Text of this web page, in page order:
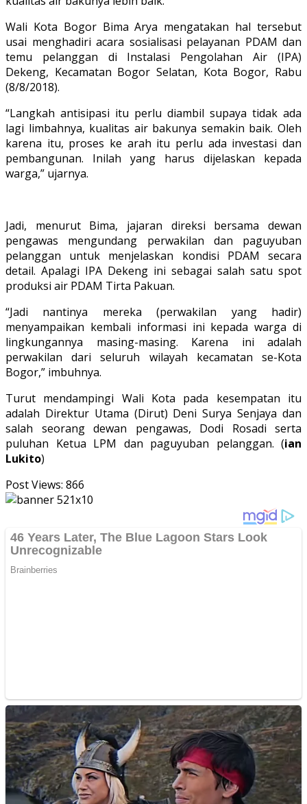
Wali Kota Bogor Bima Arya mengatakan hal tersebut
usai menghadiri acara sosialisasi pelayanan PDAM dan
temu pelanggan di Instalasi Pengolahan Air (IPA)
Dekeng, Kecamatan Bogor Selatan, Kota Bogor, Rabu
(8/8/2018).
“Langkah antisipasi itu perlu diambil supaya tidak ada
lagi limbahnya, kualitas air bakunya semakin baik. Oleh
karena itu, proses ke arah itu perlu ada investasi dan
pembangunan. Inilah yang harus dijelaskan kepada
warga,” ujarnya.
Jadi, menurut Bima, jajaran direksi bersama dewan
pengawas mengundang perwakilan dan paguyuban
pelanggan untuk menjelaskan kondisi PDAM secara
detail. Apalagi IPA Dekeng ini sebagai salah satu spot
produksi air PDAM Tirta Pakuan.
“Jadi nantinya mereka (perwakilan yang hadir)
menyampaikan kembali informasi ini kepada warga di
lingkungannya masing-masing. Karena ini adalah
perwakilan dari seluruh wilayah kecamatan se-Kota
Bogor,” imbuhnya.
Turut mendampingi Wali Kota pada kesempatan itu
adalah Direktur Utama (Dirut) Deni Surya Senjaya dan
salah seorang dewan pengawas, Dodi Rosadi serta
puluhan Ketua LPM dan paguyuban pelanggan. (ian
Lukito)
Post Views: 866